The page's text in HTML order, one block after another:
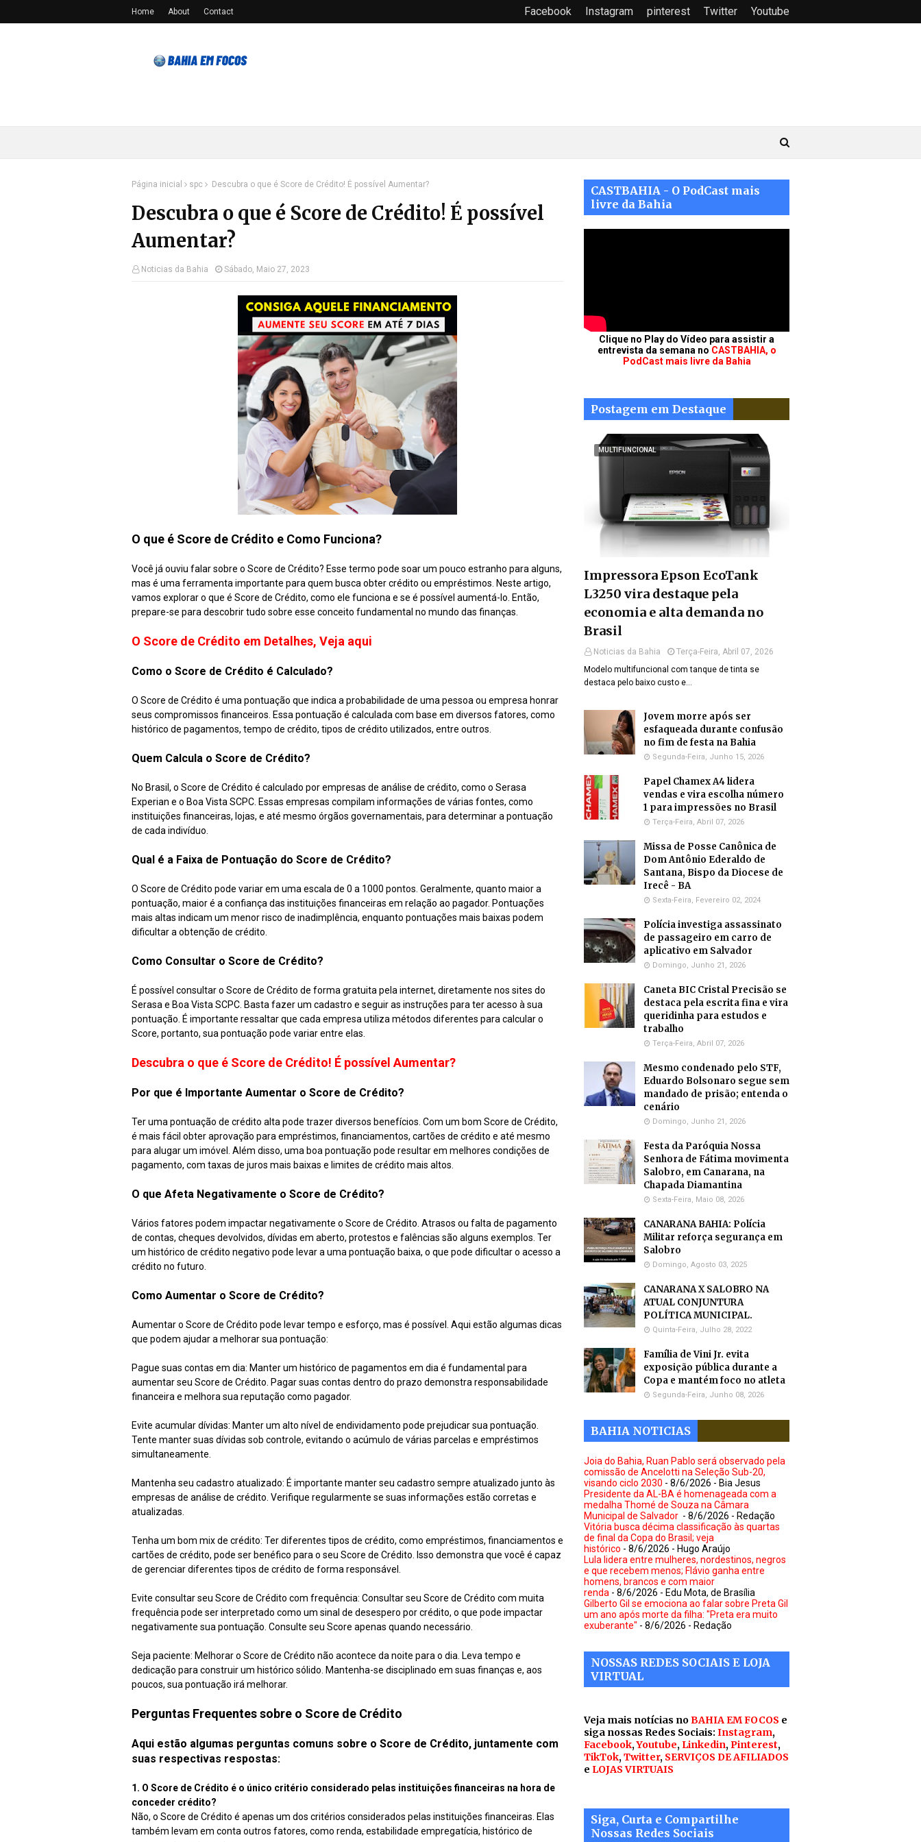
Home About Contact Facebook Instagram pinterest Twitter Youtube
Página inicial spc Descubra o que é Score de Crédito! É possível Aumentar?
Descubra o que é Score de Crédito! É possível
Aumentar?
Noticias da Bahia Sábado, Maio 27, 2023
O que é Score de Crédito e Como Funciona?
Você já ouviu falar sobre o Score de Crédito? Esse termo pode soar um pouco estranho para alguns,
mas é uma ferramenta importante para quem busca obter crédito ou empréstimos. Neste artigo,
vamos explorar o que é Score de Crédito, como ele funciona e se é possível aumentá-lo. Então,
prepare-se para descobrir tudo sobre esse conceito fundamental no mundo das finanças.
O Score de Crédito em Detalhes, Veja aqui
Como o Score de Crédito é Calculado?
O Score de Crédito é uma pontuação que indica a probabilidade de uma pessoa ou empresa honrar
seus compromissos financeiros. Essa pontuação é calculada com base em diversos fatores, como
histórico de pagamentos, tempo de crédito, tipos de crédito utilizados, entre outros.
Quem Calcula o Score de Crédito?
No Brasil, o Score de Crédito é calculado por empresas de análise de crédito, como o Serasa
Experian e o Boa Vista SCPC. Essas empresas compilam informações de várias fontes, como
instituições financeiras, lojas, e até mesmo órgãos governamentais, para determinar a pontuação
de cada indivíduo.
Qual é a Faixa de Pontuação do Score de Crédito?
O Score de Crédito pode variar em uma escala de 0 a 1000 pontos. Geralmente, quanto maior a
pontuação, maior é a confiança das instituições financeiras em relação ao pagador. Pontuações
mais altas indicam um menor risco de inadimplência, enquanto pontuações mais baixas podem
dificultar a obtenção de crédito.
Como Consultar o Score de Crédito?
É possível consultar o Score de Crédito de forma gratuita pela internet, diretamente nos sites do
Serasa e Boa Vista SCPC. Basta fazer um cadastro e seguir as instruções para ter acesso à sua
pontuação. É importante ressaltar que cada empresa utiliza métodos diferentes para calcular o
Score, portanto, sua pontuação pode variar entre elas.
Descubra o que é Score de Crédito! É possível Aumentar?
Por que é Importante Aumentar o Score de Crédito?
Ter uma pontuação de crédito alta pode trazer diversos benefícios. Com um bom Score de Crédito,
é mais fácil obter aprovação para empréstimos, financiamentos, cartões de crédito e até mesmo
para alugar um imóvel. Além disso, uma boa pontuação pode resultar em melhores condições de
pagamento, com taxas de juros mais baixas e limites de crédito mais altos.
O que Afeta Negativamente o Score de Crédito?
Vários fatores podem impactar negativamente o Score de Crédito. Atrasos ou falta de pagamento
de contas, cheques devolvidos, dívidas em aberto, protestos e falências são alguns exemplos. Ter
um histórico de crédito negativo pode levar a uma pontuação baixa, o que pode dificultar o acesso a
crédito no futuro.
Como Aumentar o Score de Crédito?
Aumentar o Score de Crédito pode levar tempo e esforço, mas é possível. Aqui estão algumas dicas
que podem ajudar a melhorar sua pontuação:
Pague suas contas em dia: Manter um histórico de pagamentos em dia é fundamental para
aumentar seu Score de Crédito. Pagar suas contas dentro do prazo demonstra responsabilidade
financeira e melhora sua reputação como pagador.
Evite acumular dívidas: Manter um alto nível de endividamento pode prejudicar sua pontuação.
Tente manter suas dívidas sob controle, evitando o acúmulo de várias parcelas e empréstimos
simultaneamente.
Mantenha seu cadastro atualizado: É importante manter seu cadastro sempre atualizado junto às
empresas de análise de crédito. Verifique regularmente se suas informações estão corretas e
atualizadas.
Tenha um bom mix de crédito: Ter diferentes tipos de crédito, como empréstimos, financiamentos e
cartões de crédito, pode ser benéfico para o seu Score de Crédito. Isso demonstra que você é capaz
de gerenciar diferentes tipos de crédito de forma responsável.
Evite consultar seu Score de Crédito com frequência: Consultar seu Score de Crédito com muita
frequência pode ser interpretado como um sinal de desespero por crédito, o que pode impactar
negativamente sua pontuação. Consulte seu Score apenas quando necessário.
Seja paciente: Melhorar o Score de Crédito não acontece da noite para o dia. Leva tempo e
dedicação para construir um histórico sólido. Mantenha-se disciplinado em suas finanças e, aos
poucos, sua pontuação irá melhorar.
Perguntas Frequentes sobre o Score de Crédito
Aqui estão algumas perguntas comuns sobre o Score de Crédito, juntamente com
suas respectivas respostas:
1. O Score de Crédito é o único critério considerado pelas instituições financeiras na hora de
conceder crédito?
Não, o Score de Crédito é apenas um dos critérios considerados pelas instituições financeiras. Elas
também levam em conta outros fatores, como renda, estabilidade empregatícia, histórico de
CASTBAHIA - O PodCast mais
livre da Bahia
Clique no Play do Vídeo para assistir a
entrevista da semana no CASTBAHIA, o
PodCast mais livre da Bahia
Postagem em Destaque
MULTIFUNCIONAL
Impressora Epson EcoTank
L3250 vira destaque pela
economia e alta demanda no
Brasil
Noticias da Bahia
Terça-Feira, Abril 07, 2026
Modelo multifuncional com tanque de tinta se
destaca pelo baixo custo e…
Jovem morre após ser
esfaqueada durante confusão
no fim de festa na Bahia
Segunda-Feira, Junho 15, 2026
Papel Chamex A4 lidera
vendas e vira escolha número
1 para impressões no Brasil
Terça-Feira, Abril 07, 2026
Missa de Posse Canônica de
Dom Antônio Ederaldo de
Santana, Bispo da Diocese de
Irecê - BA
Sexta-Feira, Fevereiro 02, 2024
Polícia investiga assassinato
de passageiro em carro de
aplicativo em Salvador
Domingo, Junho 21, 2026
Caneta BIC Cristal Precisão se
destaca pela escrita fina e vira
queridinha para estudos e
trabalho
Terça-Feira, Abril 07, 2026
Mesmo condenado pelo STF,
Eduardo Bolsonaro segue sem
mandado de prisão; entenda o
cenário
Domingo, Junho 21, 2026
Festa da Paróquia Nossa
Senhora de Fátima movimenta
Salobro, em Canarana, na
Chapada Diamantina
Sexta-Feira, Maio 08, 2026
CANARANA BAHIA: Polícia
Militar reforça segurança em
Salobro
Domingo, Agosto 03, 2025
CANARANA X SALOBRO NA
ATUAL CONJUNTURA
POLÍTICA MUNICIPAL.
Quinta-Feira, Julho 28, 2022
Família de Vini Jr. evita
exposição pública durante a
Copa e mantém foco no atleta
Segunda-Feira, Junho 08, 2026
BAHIA NOTICIAS
Joia do Bahia, Ruan Pablo será observado pela
comissão de Ancelotti na Seleção Sub-20,
visando ciclo 2030 - 8/6/2026 - Bia Jesus
Presidente da AL-BA é homenageada com a
medalha Thomé de Souza na Câmara
Municipal de Salvador - 8/6/2026 - Redação
Vitória busca décima classificação às quartas
de final da Copa do Brasil; veja
histórico - 8/6/2026 - Hugo Araújo
Lula lidera entre mulheres, nordestinos, negros
e que recebem menos; Flávio ganha entre
homens, brancos e com maior
renda - 8/6/2026 - Edu Mota, de Brasília
Gilberto Gil se emociona ao falar sobre Preta Gil
um ano após morte da filha: "Preta era muito
exuberante" - 8/6/2026 - Redação
NOSSAS REDES SOCIAIS E LOJA
VIRTUAL
Veja mais notícias noBAHIA EM FOCOS e
siga nossas Redes Sociais: Instagram,
Facebook,Youtube, Linkedin,Pinterest,
TikTok,Twitter, SERVIÇOS DE AFILIADOS
e LOJAS VIRTUAIS
Siga, Curta e Compartilhe
Nossas Redes Sociais